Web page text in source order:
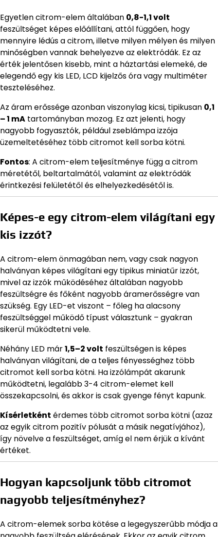
Egyetlen citrom-elem általában 0,8-1,1 volt
feszültséget képes előállítani, attól függően, hogy
mennyire lédús a citrom, illetve milyen mélyen és milyen
minőségben vannak behelyezve az elektródák. Ez az
érték jelentősen kisebb, mint a háztartási elemeké, de
elegendő egy kis LED, LCD kijelzős óra vagy multiméter
teszteléséhez.
Az áram erőssége azonban viszonylag kicsi, tipikusan 0,1
– 1 mA tartományban mozog. Ez azt jelenti, hogy
nagyobb fogyasztók, például zseblámpa izzója
üzemeltetéséhez több citromot kell sorba kötni.
Fontos: A citrom-elem teljesítménye függ a citrom
méretétől, beltartalmától, valamint az elektródák
érintkezési felületétől és elhelyezkedésétől is.
Képes-e egy citrom-elem világítani egy
kis izzót?
A citrom-elem önmagában nem, vagy csak nagyon
halványan képes világítani egy tipikus miniatűr izzót,
mivel az izzók működéséhez általában nagyobb
feszültségre és főként nagyobb áramerősségre van
szükség. Egy LED-et viszont – főleg ha alacsony
feszültséggel működő típust választunk – gyakran
sikerül működtetni vele.
Néhány LED már1,5–2 volt feszültségen is képes
halványan világítani, de a teljes fényességhez több
citromot kell sorba kötni. Ha izzólámpát akarunk
működtetni, legalább 3-4 citrom-elemet kell
összekapcsolni, és akkor is csak gyenge fényt kapunk.
Kísérletként érdemes több citromot sorba kötni (azaz
az egyik citrom pozitív pólusát a másik negatívjához),
így növelve a feszültséget, amíg el nem érjük a kívánt
értéket.
Hogyan kapcsoljunk több citromot
nagyobb teljesítményhez?
A citrom-elemek sorba kötése a legegyszerűbb módja a